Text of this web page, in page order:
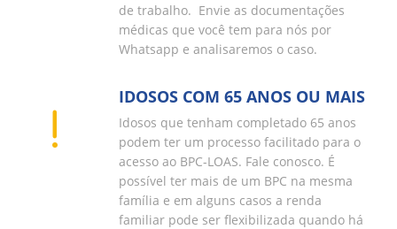
de trabalho. Envie as documentações
médicas que você tem para nós por
Whatsapp e analisaremos o caso.
IDOSOS COM 65 ANOS OU MAIS
Idosos que tenham completado 65 anos
podem ter um processo facilitado para o
acesso ao BPC-LOAS. Fale conosco. É
possível ter mais de um BPC na mesma
família e em alguns casos a renda
familiar pode ser flexibilizada quando há